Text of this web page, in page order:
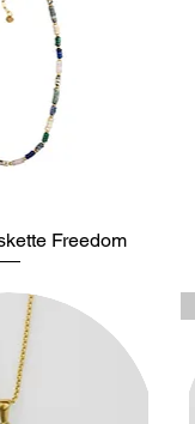
Freedom